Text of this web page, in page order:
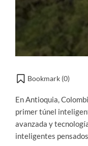
Bookmark (0)
En Antioquia,
primer túnel
avanzada y
inteligentes